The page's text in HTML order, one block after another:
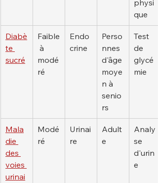
physi
que
Diabè
te
sucré
Faible
à
modé
ré
Endo
crine
Perso
nnes
d'âge
moye
n à
senio
rs
Test
de
glycé
mie
Mala
die
des
voies
urinai
Modé
ré
Urinai
re
Adult
e
Analy
se
d'urin
e